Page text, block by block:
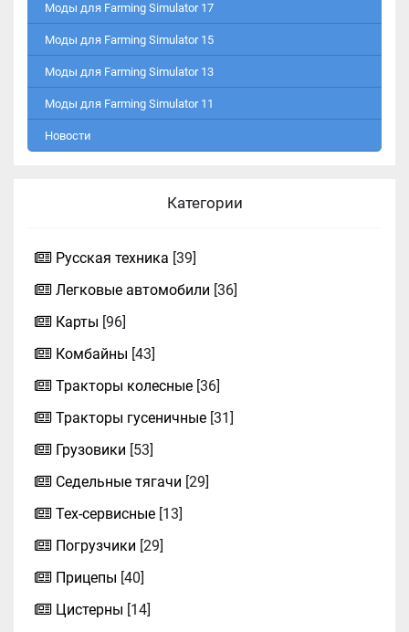
Моды для Farming Simulator 17
Моды для Farming Simulator 15
Моды для Farming Simulator 13
Моды для Farming Simulator 11
Новости
Категории
Русская техника [39]
Легковые автомобили [36]
Карты [96]
Комбайны [43]
Тракторы колесные [36]
Тракторы гусеничные [31]
Грузовики [53]
Седельные тягачи [29]
Тех-сервисные [13]
Погрузчики [29]
Прицепы [40]
Цистерны [14]